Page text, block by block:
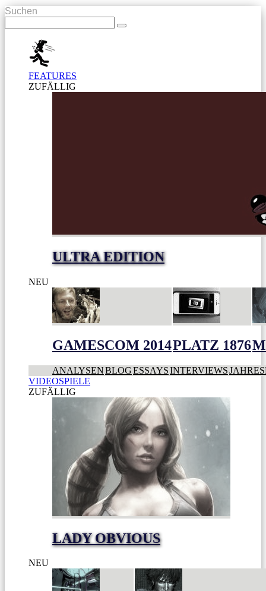
Suchen
FEATURES
ZUFÄLLIG
ULTRA EDITION
NEU
GAMESCOM 2014PLATZ 1876
ANALYSENBLOGESSAYSINTERVIEWS
VIDEOSPIELE
ZUFÄLLIG
LADY OBVIOUS
NEU